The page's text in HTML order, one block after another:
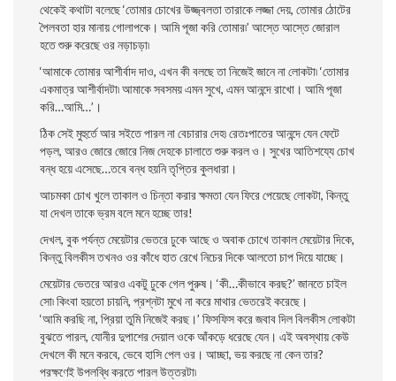
থেকেই কথাটা বলেছে ‘তােমার চোখের উজ্জ্বলতা তারাকে লজ্জা দেয়, তােমার ঠোটের
পৈলবতা হার মানায় গােলাপকে। আমি পূজা করি তােমার৷’ আস্তে আস্তে জোরাল
হতে শুরু করেছে ওর নড়াচড়া৷
‘আমাকে তােমার আশীর্বাদ দাও, এখন কী বলছে তা নিজেই জানে না লােকটা৷ ‘তােমার
একমাত্র আশীর্বাদটা৷ আমাকে সবসময় এমন সুখে, এমন আনন্দে রাখাে। আমি পূজা
করি…আমি…’।
ঠিক সেই মুহুর্তে আর সইতে পারল না বেচারার দেহ৷ রেতঃপাতের আনন্দে যেন ফেটে
পড়ল, আরও জোরে জোরে নিজ দেহকে চালাতে শুরু করল ও। সুখের আতিশয্যে চোখ
বন্ধ হয়ে এসেছে…তবে বন্ধ হয়নি তৃপ্তির কুলধারা।
আচমকা চোখ খুলে তাকাল ও চিন্তা করার ক্ষমতা যেন ফিরে পেয়েছে লােকটা, কিন্তু
যা দেখল তাকে ভ্রম বলে মনে হচ্ছে তার!
দেখল, বুক পর্যন্ত মেয়েটার ভেতরে ঢুকে আছে ও অবাক চোখে তাকাল মেয়েটার দিকে,
কিন্তু বিলকীস তখনও ওর কাঁধে হাত রেখে নিচের দিকে আলতাে চাপ দিয়ে যাচ্ছে।
মেয়েটার ভেতরে আরও একটু ঢুকে গেল পুরুষ। ‘কী…কীভাবে করছ?’ জানতে চাইল
সাে৷ কিংবা হয়তাে চায়নি, প্রশ্নটা মুখে না করে মাথার ভেতরেই করেছে।
‘আমি করছি না, প্রিয়া তুমি নিজেই করছ।’ ফিসফিস করে জবাব দিল বিলকীস লােকটা
বুঝতে পারল, যােনীর দুপাশের দেয়াল ওকে আঁকড়ে ধরেছে যেন। এই অবস্থায় কেউ
দেখলে কী মনে করবে, ভেবে হাসি পেল ওর। আচ্ছা, ভয় করছে না কেন তার?
পরক্ষণেই উপলব্ধি করতে পারল উত্তরটা৷